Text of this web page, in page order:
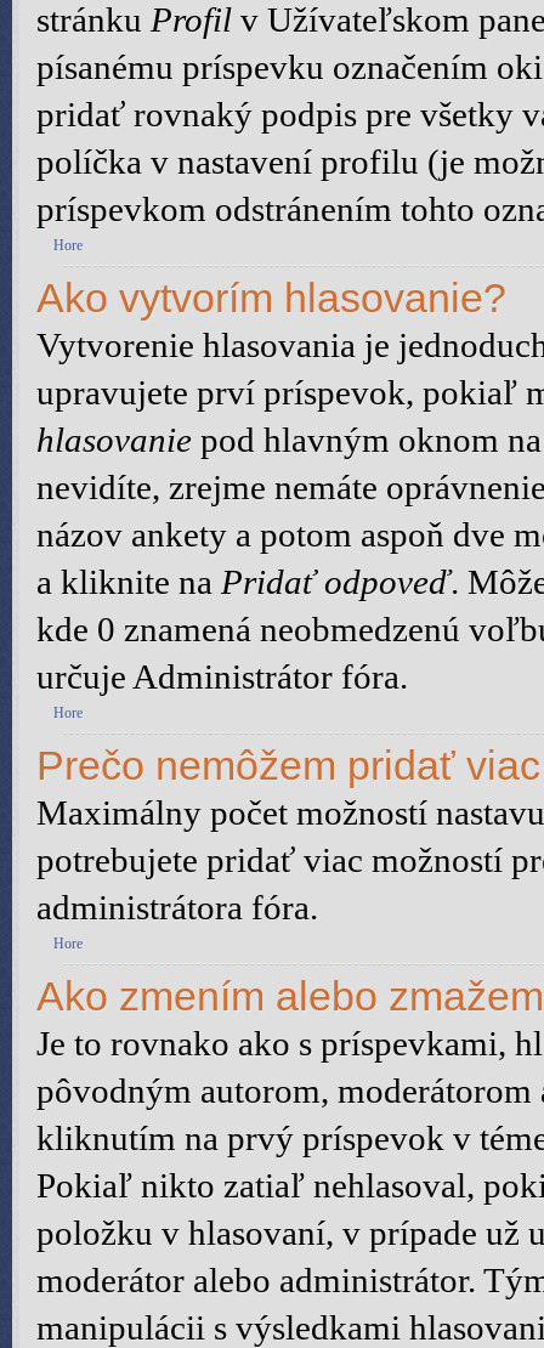
stránku Profil v Užívateľskom
písanému príspevku označením
pridať rovnaký podpis pre všetky
políčka v nastavení profilu (je
príspevkom odstránením tohto
Hore
Ako vytvorím hlasovanie?
Vytvorenie hlasovania je
upravujete prví príspevok, pokiaľ
hlasovanie pod hlavným oknom
nevidíte, zrejme nemáte
názov ankety a potom aspoň dve
a kliknite na Pridať odpoveď.
kde 0 znamená neobmedzenú
určuje Administrátor fóra.
Hore
Prečo nemôžem pridať
Maximálny počet možností
potrebujete pridať viac možností
administrátora fóra.
Hore
Ako zmením alebo
Je to rovnako ako s príspevkami,
pôvodným autorom,
kliknutím na prvý príspevok v
Pokiaľ nikto zatiaľ nehlasoval,
položku v hlasovaní, v prípade už
moderátor alebo administrátor.
manipulácii s výsledkami